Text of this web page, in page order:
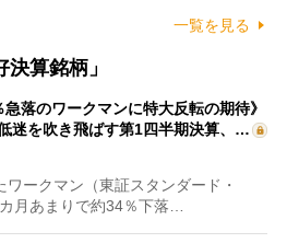
一覧を見る
算銘柄」
急落のワークマンに特大反転の期待》
迷を吹き飛ばす第1四半期決算、…
ークマン（東証スタンダード・
月あまりで約34％下落…